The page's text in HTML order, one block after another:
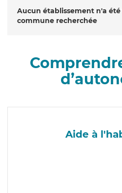
Aucun établissement n'a
commune recherchée
Aide à